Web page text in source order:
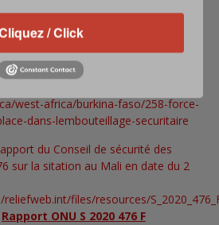
www.g5sahel.org/article/entretien-
oumarou-namata-commandant-de-
west-africa/burkina-faso/258-force-
dans-lembouteillage-securitaire
du Conseil de sécurité des
sur la sitation au Mali en date du 2
files/resources/
Rapport ONU S 2020 476 F
/ Click